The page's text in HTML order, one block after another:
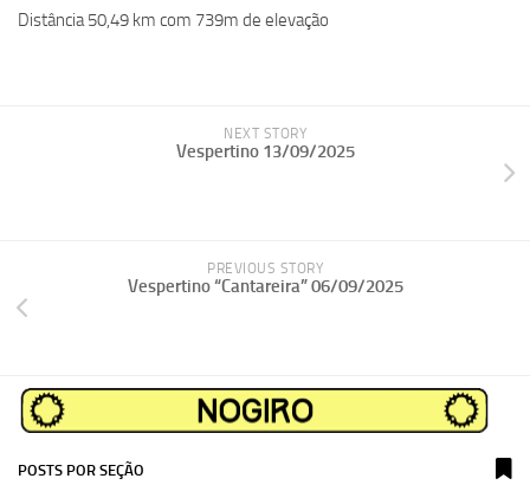
Distância 50,49 km com 739m de elevação
NEXT STORY
Vespertino 13/09/2025
PREVIOUS STORY
Vespertino “Cantareira” 06/09/2025
POSTS POR SEÇÃO